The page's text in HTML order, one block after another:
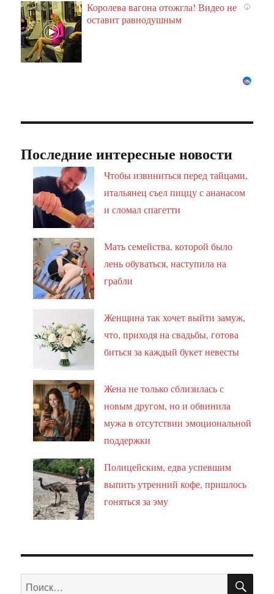
i
Королева вагона отожгла! Видео не
оставит равнодушным
Последние интересные новости
Чтобы извиниться перед тайцами,
итальянец съел пиццу с ананасом
и сломал спагетти
Мать семейства, которой было
лень обуваться, наступила на
грабли
Женщина так хочет выйти замуж,
что, приходя на свадьбы, готова
биться за каждый букет невесты
Жена не только сблизилась с
новым другом, но и обвинила
мужа в отсутствии эмоциональной
поддержки
Полицейским, едва успевшим
выпить утренний кофе, пришлось
гоняться за эму
Искать: